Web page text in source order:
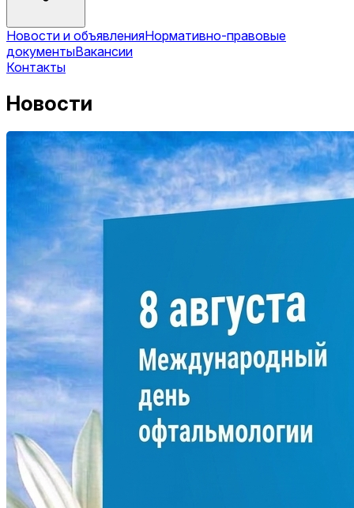
Новости и объявленияНормативно-правовые
документыВакансии
Контакты
Новости